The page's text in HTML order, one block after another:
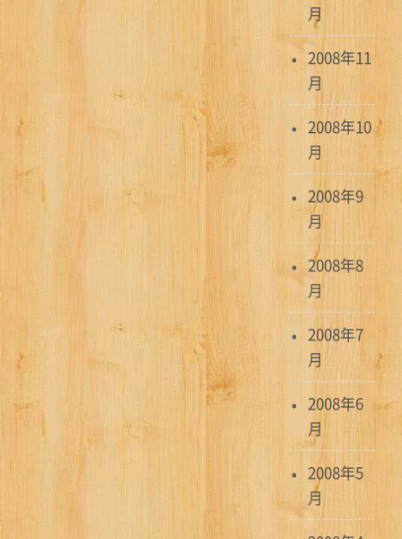
月
2008年11
月
2008年10
月
2008年9
月
2008年8
月
2008年7
月
2008年6
月
2008年5
月